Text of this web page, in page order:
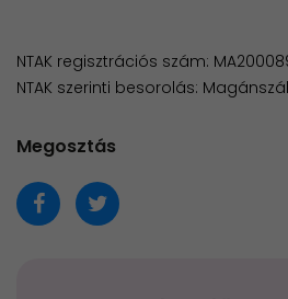
NTAK regisztrációs szám:
NTAK szerinti besorolás:
Megosztás